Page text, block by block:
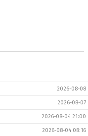
2026-08-08
2026-08-07
2026-08-04 21:00
2026-08-04 08:16